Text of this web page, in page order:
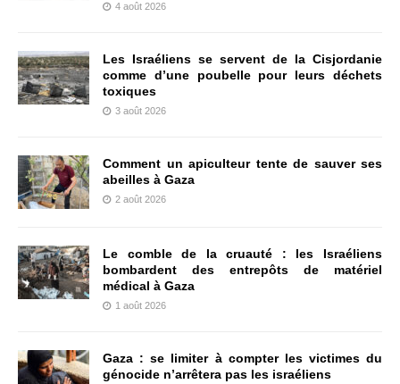
4 août 2026
Les Israéliens se servent de la Cisjordanie
comme d’une poubelle pour leurs déchets
toxiques
3 août 2026
Comment un apiculteur tente de sauver ses
abeilles à Gaza
2 août 2026
Le comble de la cruauté : les Israéliens
bombardent des entrepôts de matériel
médical à Gaza
1 août 2026
Gaza : se limiter à compter les victimes du
génocide n’arrêtera pas les israéliens